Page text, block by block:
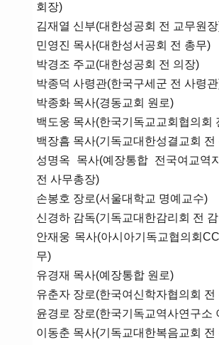
회장)
김재열 신부(대한성공회 전 교무원
민영진 목사(대한성서공회 전 총무)
박경조 주교(대한성공회 전 의장)
박종덕 사령관(한국구세군 전 사령
박종화 목사(경동교회 원로)
백도웅 목사(한국기독교교회협의회
백장흠 목사(기독교대한성결교회 전
성명옥 목사(예장통합 전국여교역
전 사무총장)
손봉호 장로(서울대학교 명예교수)
신경하 감독(기독교대한감리회 전
안재웅 목사(아시아기독교협의회
무)
유경재 목사(예장통합 원로)
유춘자 장로(한국여신학자협의회 전
윤경로 장로(한국기독교역사연구소
이동춘 목사(기독교대한복음교회 전